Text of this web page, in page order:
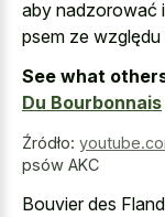
aby nadzorować
psem ze
See what
Du Bourbonnais
Źródło:
psów AKC
Bouvier des